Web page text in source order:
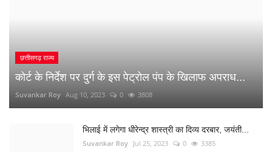
छत्तीसगढ़ राज्य
कोर्ट के निर्देश पर दुर्ग के इस पेट्रोल पंप के खिलाफ अपराध...
Suvankar Roy Aug 10, 2023 0 3808
भिलाई में लगेगा धीरेन्द्र शास्त्री का दिव्य दरबार, जयंती...
Suvankar Roy Jul 25, 2023 0 3385